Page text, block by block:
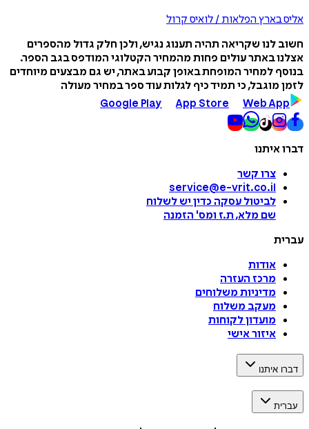
אליס בארץ הפלאות / לואיס קרול
חשוב לנו שקריאה תהיה תענוג נגיש, ולכן חלק גדול מהספרים
אצלנו באתר עולים פחות מהמחיר הקטלוגי המודפס בגב הספר.
בנוסף למחיר המופחת באופן קבוע באתר, יש גם מבצעים מיוחדים
לזמן מוגבל, כי תמיד כיף לגלות עוד ספר במחיר מעולה
Google Play
App Store Web App
דברו איתנו
צרו קשר
service@e-vrit.co.il
לביטול עסקה כדין יש לשלוח
שם מלא, ת.ז ומס' הזמנה
עברית
אודות
מרכז העזרה
מדיניות משלוחים
מעקב משלוח
מועדון לקוחות
איזור אישי
דברו איתנו
עברית